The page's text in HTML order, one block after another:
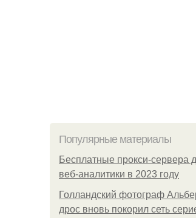
Популярные материалы
Бесплатные прокси-сервера
веб-аналитики в 2023 году
Голландский фотограф
дрос вновь покорил сеть